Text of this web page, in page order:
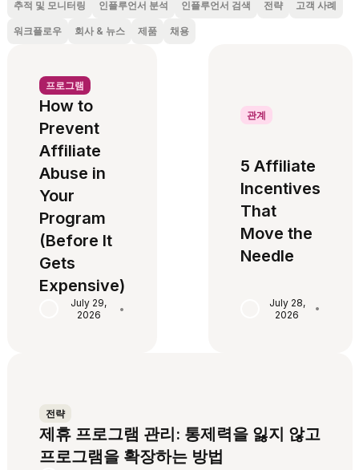
추적 및 모니터링 인플루언서 분석 인플루언서 검색 전략 고객 사례
워크플로우 회사 & 뉴스 제품 채용
프로그램
How to
Prevent
Affiliate
Abuse in
Your
Program
(Before It
Gets
Expensive)
July 29,
2026
•
관계
5 Affiliate
Incentives
That
Move the
Needle
July 28,
2026
•
전략
제휴 프로그램 관리: 통제력을 잃지 않고
프로그램을 확장하는 방법